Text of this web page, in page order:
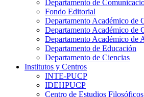
Departamento de
Fondo Editorial
Departamento Académico de
Departamento Académico de
Departamento Académico de
Departamento de Educación
Departamento de Ciencias
Institutos y Centros
INTE-PUCP
IDEHPUCP
Centro de Estudios Filosóficos